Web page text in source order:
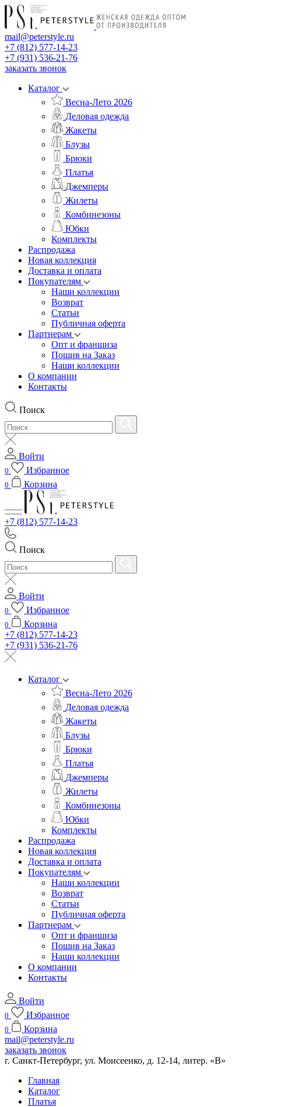
mail@peterstyle.ru
+7 (812) 577-14-23
+7 (931) 536-21-76
заказать звонок
Каталог
Весна-Лето 2026
Деловая одежда
Жакеты
Блузы
Брюки
Платья
Джемперы
Жилеты
Комбинезоны
Юбки
Комплекты
Распродажа
Новая коллекция
Доставка и оплата
Покупателям
Наши коллекции
Возврат
Статьи
Публичная оферта
Партнерам
Опт и франшиза
Пошив на Заказ
Наши коллекции
О компании
Контакты
Поиск
Войти
0 Избранное
0 Корзина
+7 (812) 577-14-23
Поиск
Войти
0 Избранное
0
Корзина
+7 (812) 577-14-23
+7 (931) 536-21-76
Каталог
Весна-Лето 2026
Деловая одежда
Жакеты
Блузы
Брюки
Платья
Джемперы
Жилеты
Комбинезоны
Юбки
Комплекты
Распродажа
Новая коллекция
Доставка и оплата
Покупателям
Наши коллекции
Возврат
Статьи
Публичная оферта
Партнерам
Опт и франшиза
Пошив на Заказ
Наши коллекции
О компании
Контакты
Войти
0 Избранное
0
Корзина
mail@peterstyle.ru
заказать звонок
г. Санкт-Петербург, ул. Моисеенко, д. 12-14, литер. «В»
Главная
Каталог
Платья